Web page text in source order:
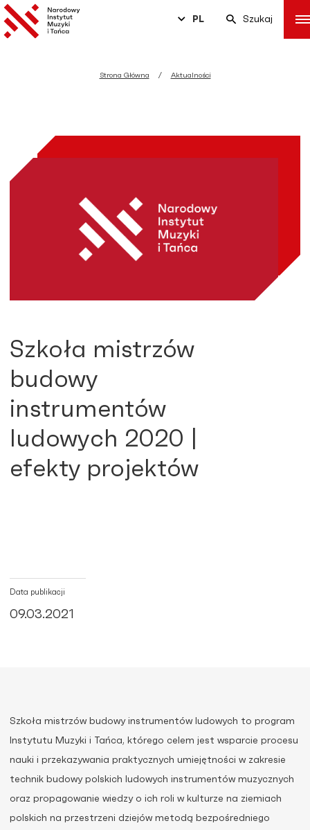
PL Szukaj
Strona Główna Aktualności
Szkoła mistrzów
budowy
instrumentów
ludowych 2020 |
efekty projektów
Data publikacji
09.03.2021
Szkoła mistrzów budowy instrumentów ludowych to program
Instytutu Muzyki i Tańca, którego celem jest wsparcie procesu
nauki i przekazywania praktycznych umiejętności w zakresie
technik budowy polskich ludowych instrumentów muzycznych
oraz propagowanie wiedzy o ich roli w kulturze na ziemiach
polskich na przestrzeni dziejów metodą bezpośredniego